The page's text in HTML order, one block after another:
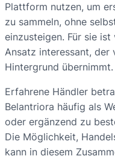
Plattform nutzen, um
zu sammeln, ohne
einzusteigen. Für sie
Ansatz interessant, der
Hintergrund übernimmt.
Erfahrene Händler
Belantriora häufig als
oder ergänzend zu
Die Möglichkeit,
kann in diesem